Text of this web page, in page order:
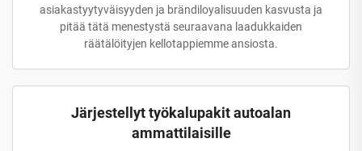
asiakastyytyväisyyden ja brändiloyalisuuden kasvusta ja
pitää tätä menestystä seuraavana laadukkaiden
räätälöityjen kellotappiemme ansiosta.
Järjestellyt työkalupakit autoalan
ammattilaisille